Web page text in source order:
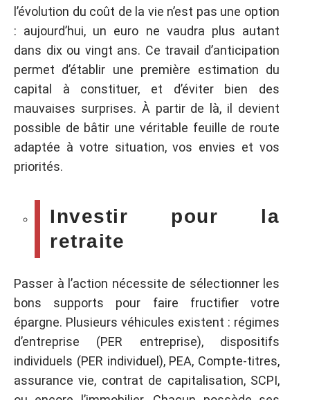
l’évolution du coût de la vie n’est pas une option
: aujourd’hui, un euro ne vaudra plus autant
dans dix ou vingt ans. Ce travail d’anticipation
permet d’établir une première estimation du
capital à constituer, et d’éviter bien des
mauvaises surprises. À partir de là, il devient
possible de bâtir une véritable feuille de route
adaptée à votre situation, vos envies et vos
priorités.
Investir pour la
retraite
Passer à l’action nécessite de sélectionner les
bons supports pour faire fructifier votre
épargne. Plusieurs véhicules existent : régimes
d’entreprise (PER entreprise), dispositifs
individuels (PER individuel), PEA, Compte-titres,
assurance vie, contrat de capitalisation, SCPI,